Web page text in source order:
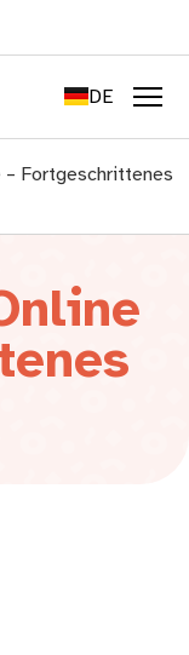
DE
LU
– Fortgeschrittenes